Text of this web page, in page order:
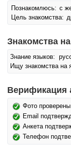
Познакомлюсь: с
Цель знакомства:
Знакомства
Знание языков:
Ищу знакомства на
Верификация
Фото проверены
Email
Анкета
Телефон